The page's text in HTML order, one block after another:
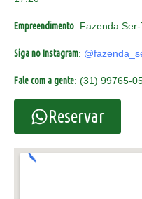
Empreendimento: Fazenda
Siga no Instagram:
Fale com a gente: (31) 99765-
Reservar